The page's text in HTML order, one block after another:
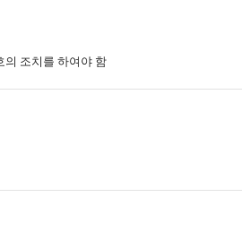
의 조치를 하여야 함